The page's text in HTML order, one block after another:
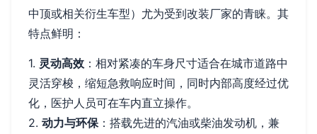
中顶或相关衍生车型）尤为受到改装厂家的青睐。其
特点鲜明：
1. 灵动高效 ：相对紧凑的车身尺寸适合在城市道路中
灵活穿梭，缩短急救响应时间，同时内部高度经过优
化，医护人员可在车内直立操作。
2. 动力与环保 ：搭载先进的汽油或柴油发动机，兼